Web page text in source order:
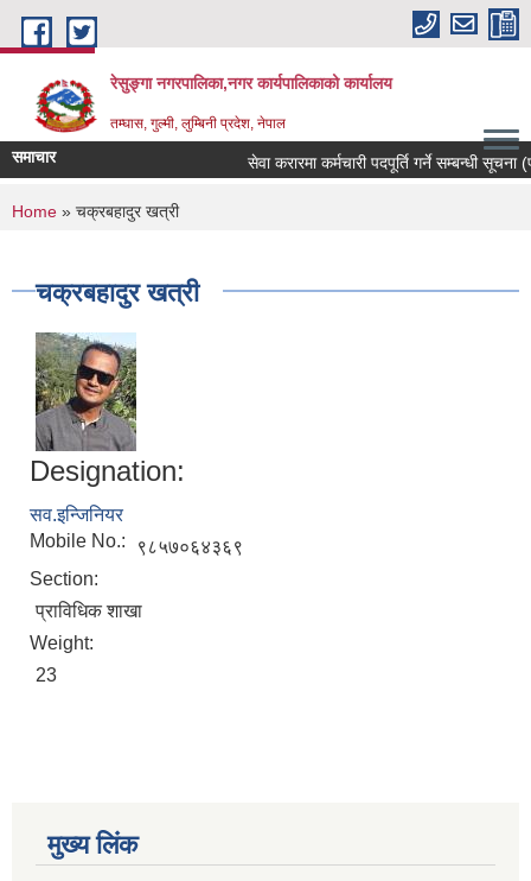
Skip to main content
रेसुङ्गा नगरपालिका,नगर कार्यपालिकाको कार्यालय
तम्घास, गुल्मी, लुम्बिनी प्रदेश, नेपाल
समाचार सेवा करारमा कर्मचारी पदपूर्ति गर्ने सम्बन्धी सूचना
You are here
Home » चक्रबहादुर खत्री
चक्रबहादुर खत्री
Designation:
सव.इन्जिनियर
Mobile No.:
९८५७०६४३६९
Section:
प्राविधिक शाखा
Weight:
23
मुख्य लिंक